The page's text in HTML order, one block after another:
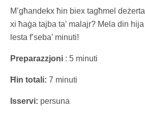
M’għandekx ħin biex tagħmel
xi ħaġa tajba ta’ malajr? Mela din
lesta f’seba’ minuti!
Preparazzjoni : 5 minuti
Ħin totali: 7 minuti
Isservi: persuna